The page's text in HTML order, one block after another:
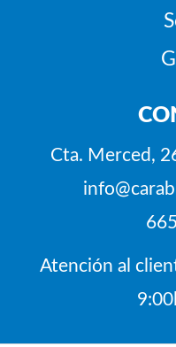
Cta. Merced,
Atención al